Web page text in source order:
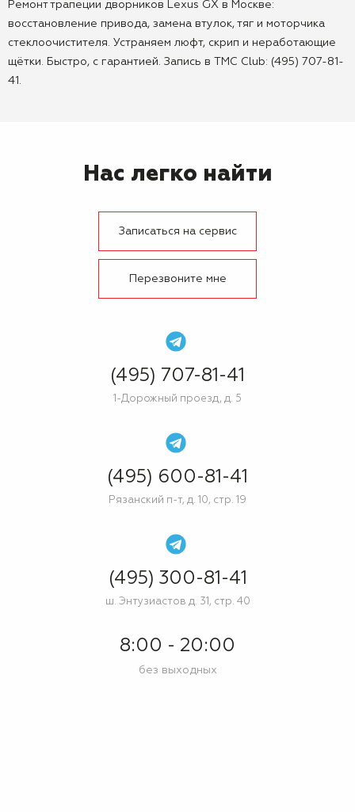
Ремонт трапеции дворников Lexus GX в Москве:
восстановление привода, замена втулок, тяг и моторчика
стеклоочистителя. Устраняем люфт, скрип и неработающие
щётки. Быстро, с гарантией. Запись в TMC Club: (495) 707-81-
41.
Нас легко найти
Записаться на сервис
Перезвоните мне
(495) 707-81-41
1-Дорожный проезд, д. 5
(495) 600-81-41
Рязанский п-т, д. 10, стр. 19
(495) 300-81-41
ш. Энтузиастов д. 31, стр. 40
8:00 - 20:00
без выходных